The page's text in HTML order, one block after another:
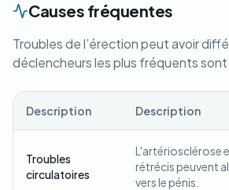
Causes fréquentes
Troubles de l’érection peut avoir
déclencheurs les plus fréquents sont
Description Description
Troubles
circulatoires
L'artériosclérose
rétrécis peuvent
vers le pénis.